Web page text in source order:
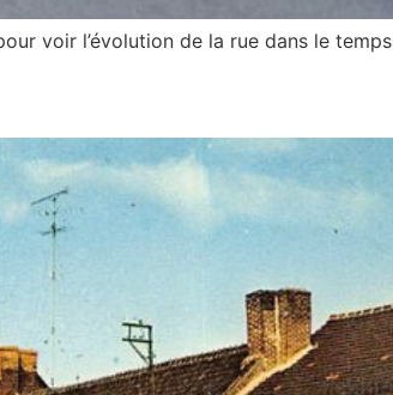
voir l’évolution de la rue dans le temps